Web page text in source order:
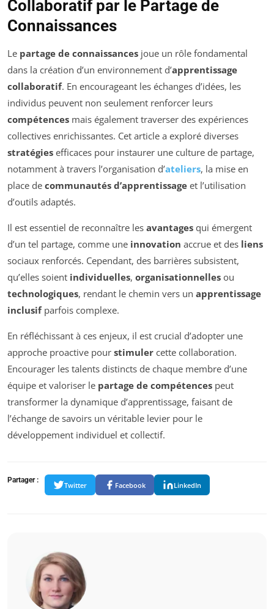
Collaboratif par le Partage de
Connaissances
Le partage de connaissances joue un rôle fondamental
dans la création d’un environnement d’apprentissage
collaboratif. En encourageant les échanges d’idées, les
individus peuvent non seulement renforcer leurs
compétences mais également traverser des expériences
collectives enrichissantes. Cet article a exploré diverses
stratégies efficaces pour instaurer une culture de partage,
notamment à travers l’organisation d’ateliers, la mise en
place de communautés d’apprentissage et l’utilisation
d’outils adaptés.
Il est essentiel de reconnaître les avantages qui émergent
d’un tel partage, comme une innovation accrue et des liens
sociaux renforcés. Cependant, des barrières subsistent,
qu’elles soient individuelles, organisationnelles ou
technologiques, rendant le chemin vers un apprentissage
inclusifparfois complexe.
En réfléchissant à ces enjeux, il est crucial d’adopter une
approche proactive pour stimuler cette collaboration.
Encourager les talents distincts de chaque membre d’une
équipe et valoriser le partage de compétences peut
transformer la dynamique d’apprentissage, faisant de
l’échange de savoirs un véritable levier pour le
développement individuel et collectif.
Partager :
Twitter Facebook LinkedIn